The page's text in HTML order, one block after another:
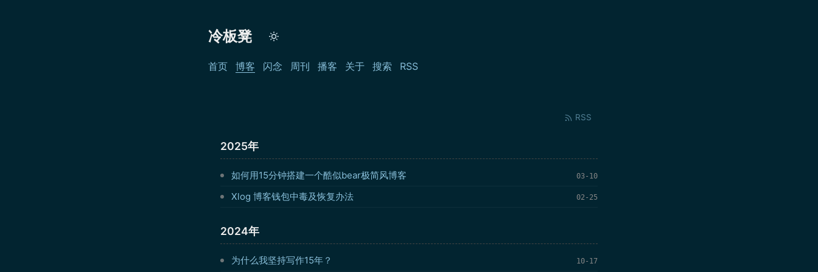
冷板凳
首页 博客 闪念 周刊 播客 关于 搜索 RSS
RSS
2025年
如何用15分钟搭建一个酷似bear极简风博客 03-10
Xlog 博客钱包中毒及恢复办法 02-25
2024年
为什么我坚持写作15年？ 10-17